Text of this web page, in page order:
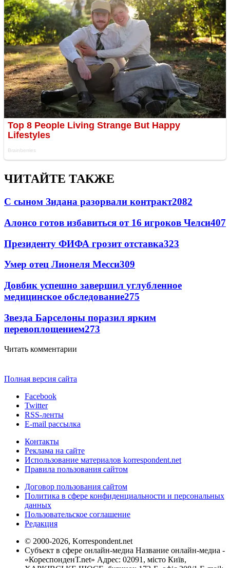
ЧИТАЙТЕ ТАКЖЕ
С сыном Зидана разорвали контракт2082
Алонсо готов избавиться от 16 игроков Челси407
Президенту ФИФА грозит отставка323
Умер отец Лионеля Месси309
Довбик успешно завершил углубленное
медицинское обследование275
Звезда Барселоны поразил ярким
перевоплощением273
Читать комментарии
Полная версия сайта
Facebook
Twitter
RSS-ленты
E-mail рассылка
Контакты
Реклама на сайте
Использование материалов korrespondent.net
Правила пользования сайтом
Договор пользования сайтом
Политика в сфере конфиденциальности и персональных
данных
Пользовательское соглашение
Редакция
© 2000-2026, Korrespondent.net
Субъект в сфере онлайн-медиа Название онлайн-медиа -
«КореспонденТ.net» Адрес: 02091, місто Київ,